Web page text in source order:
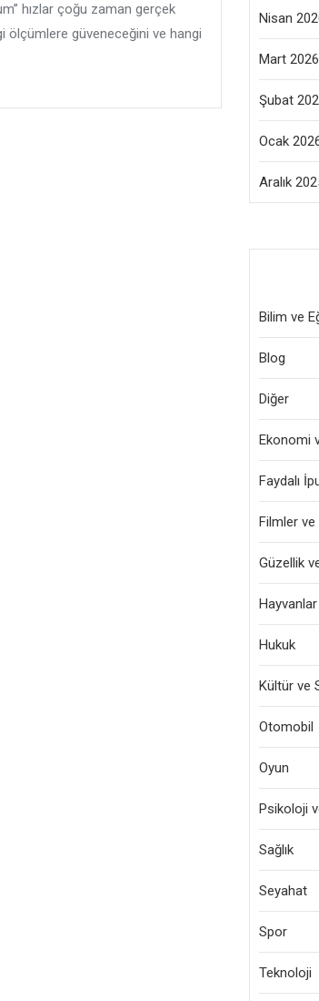
hızlar çoğu zaman gerçek
ölçümlere güveneceğini ve hangi
Nisan
Mart 2026
Şubat
Ocak
Aralık
Bilim ve
Blog
Diğer
Ekonomi
Faydalı
Filmler ve
Güzellik
Hukuk
Kültür ve
Otomobil
Oyun
Psikoloji
Sağlık
Seyahat
Spor
Teknoloji